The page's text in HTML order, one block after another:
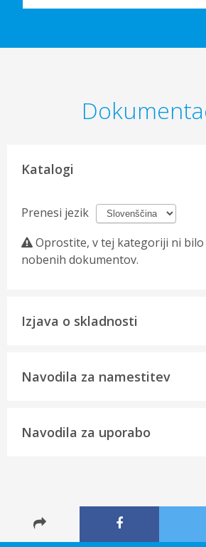
Katalogi
Prenesi jezik
Oprostite, v tej kategoriji ni
nobenih dokumentov.
Izjava o skladnosti
Navodila za namestitev
Navodila za uporabo